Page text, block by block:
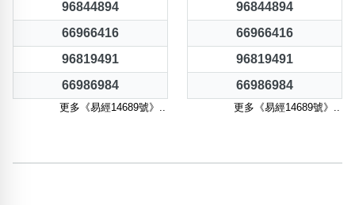
96844894
66966416
96819491
66986984
更多《易經14689號》..
96844894
66966416
96819491
66986984
更多《易經14689號》..